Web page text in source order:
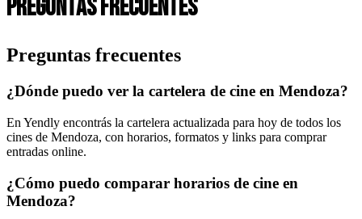
Preguntasfrecuentes
Preguntas frecuentes
¿Dónde puedo ver la cartelera de cine en Mendoza?
En Yendly encontrás la cartelera actualizada para hoy de todos los
cines de Mendoza, con horarios, formatos y links para comprar
entradas online.
¿Cómo puedo comparar horarios de cine en
Mendoza?